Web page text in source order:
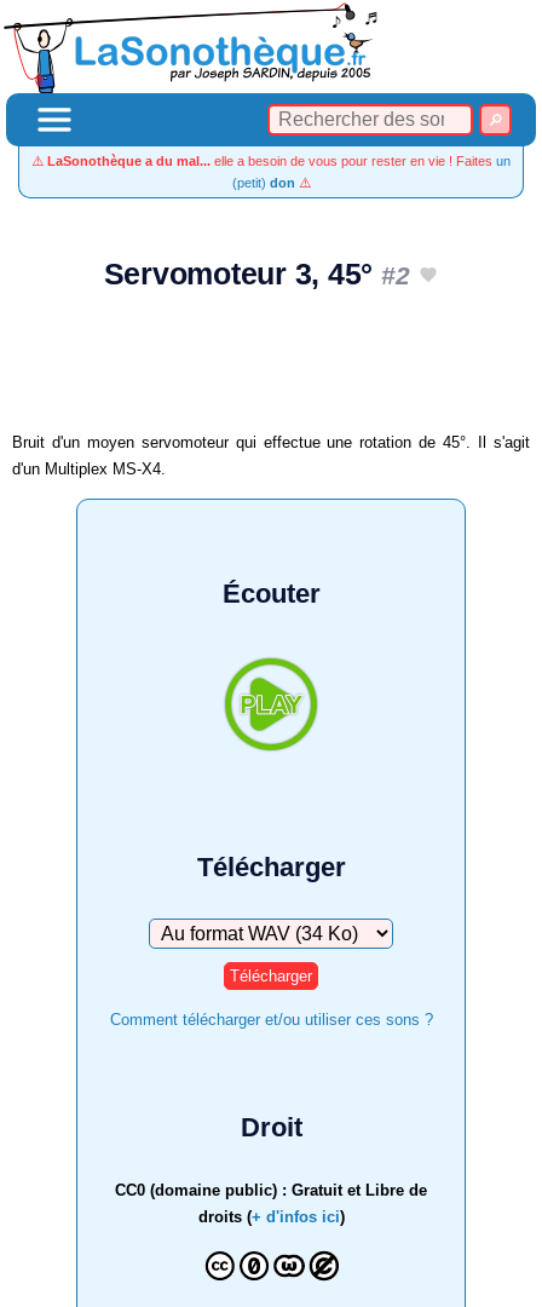
⚠️ LaSonothèque a du mal... elle a besoin de vous pour rester en vie ! Faites un
(petit) don ⚠️
Servomoteur 3, 45° #2
Bruit d'un moyen servomoteur qui effectue une rotation de 45°. Il s'agit
d'un Multiplex MS-X4.
Écouter
Télécharger
Télécharger
Comment télécharger et/ou utiliser ces sons ?
Droit
CC0 (domaine public) : Gratuit et Libre de
droits (+ d'infos ici)